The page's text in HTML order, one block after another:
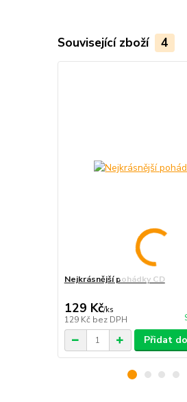
Související zboží 4
Nejkrásnější pohádky CD
129 Kč/ks
129 Kč bez DPH
Přidat